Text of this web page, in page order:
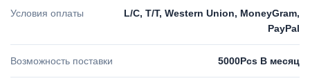
Условия оплаты
L/C, T/T, Western Union, MoneyGram,
PayPal
Возможность поставки 5000Pcs В месяц